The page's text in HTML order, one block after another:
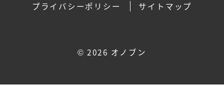
プライバシーポリシー サイトマップ
© 2026 オノブン